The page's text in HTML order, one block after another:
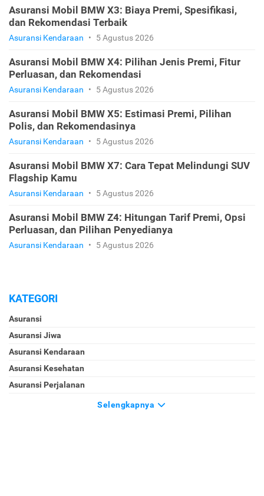
Asuransi Mobil BMW X3: Biaya Premi, Spesifikasi,
dan Rekomendasi Terbaik
Asuransi Kendaraan • 5 Agustus 2026
Asuransi Mobil BMW X4: Pilihan Jenis Premi, Fitur
Perluasan, dan Rekomendasi
Asuransi Kendaraan • 5 Agustus 2026
Asuransi Mobil BMW X5: Estimasi Premi, Pilihan
Polis, dan Rekomendasinya
Asuransi Kendaraan • 5 Agustus 2026
Asuransi Mobil BMW X7: Cara Tepat Melindungi SUV
Flagship Kamu
Asuransi Kendaraan • 5 Agustus 2026
Asuransi Mobil BMW Z4: Hitungan Tarif Premi, Opsi
Perluasan, dan Pilihan Penyedianya
Asuransi Kendaraan • 5 Agustus 2026
KATEGORI
Asuransi
Asuransi Jiwa
Asuransi Kendaraan
Asuransi Kesehatan
Asuransi Perjalanan
Selengkapnya